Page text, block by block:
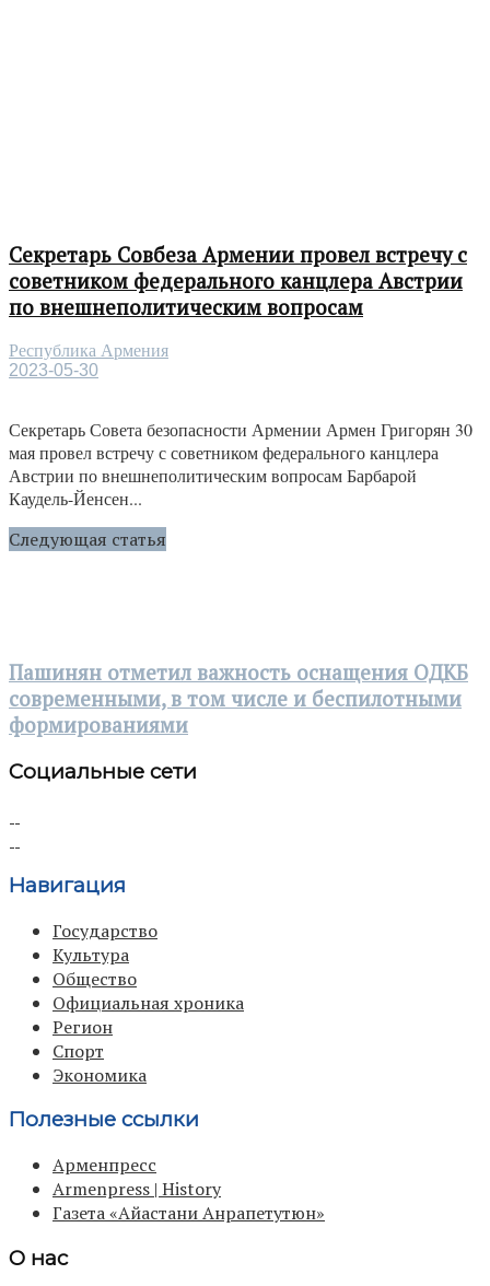
Секретарь Совбеза Армении провел встречу с
советником федерального канцлера Австрии
по внешнеполитическим вопросам
Республика Армения
2023-05-30
Секретарь Совета безопасности Армении Армен Григорян 30
мая провел встречу с советником федерального канцлера
Австрии по внешнеполитическим вопросам Барбарой
Каудель-Йенсен...
Следующая статья
Пашинян отметил важность оснащения ОДКБ
современными, в том числе и беспилотными
формированиями
Социальные сети
Навигация
Государство
Культура
Общество
Официальная хроника
Регион
Спорт
Экономика
Полезные ссылки
Арменпресс
Armenpress | History
Газета «Айастани Анрапетутюн»
О нас